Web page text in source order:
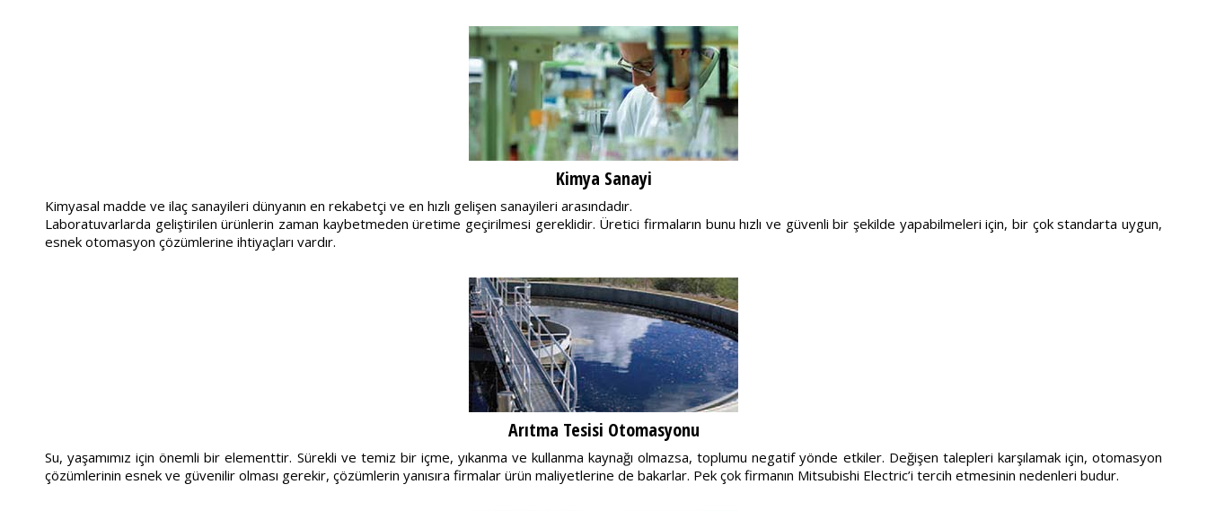
Kimya Sanayi
Kimyasal madde ve ilaç sanayileri dünyanın en rekabetçi ve en hızlı gelişen sanayileri arasındadır.
Laboratuvarlarda geliştirilen ürünlerin zaman kaybetmeden üretime geçirilmesi gereklidir. Üretici firmaların bunu hızlı ve güvenli bir şekilde yapabilmeleri için, bir çok standarta uygun,
esnek otomasyon çözümlerine ihtiyaçları vardır.
Arıtma Tesisi Otomasyonu
Su, yaşamımız için önemli bir elementtir. Sürekli ve temiz bir içme, yıkanma ve kullanma kaynağı olmazsa, toplumu negatif yönde etkiler. Değişen talepleri karşılamak için, otomasyon
çözümlerinin esnek ve güvenilir olması gerekir, çözümlerin yanısıra firmalar ürün maliyetlerine de bakarlar. Pek çok firmanın Mitsubishi Electric’i tercih etmesinin nedenleri budur.